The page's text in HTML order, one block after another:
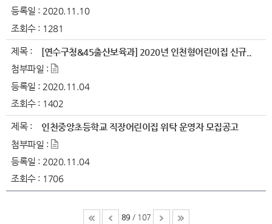
등록일 : 2020.11.10
조회수 : 1281
제목 :
[연수구청&45출산보육과] 2020년 인천형어린이집 신규..
첨부파일 :
등록일 : 2020.11.04
조회수 : 1402
제목 :
인천중앙초등학교 직장어린이집 위탁 운영자 모집공고
첨부파일 :
등록일 : 2020.11.04
조회수 : 1706
89/ 107